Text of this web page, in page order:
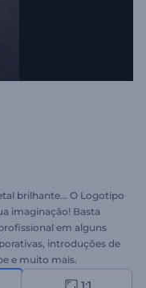
brilhante... O Logotipo
imaginação! Basta
em alguns
introduções de
e muito mais.
grátis!